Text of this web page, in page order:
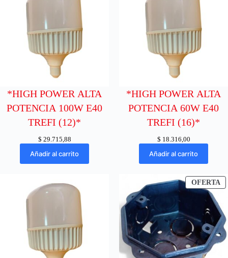
*HIGH POWER ALTA
POTENCIA 100W E40
TREFI (12)*
$ 29.715,88
Añadir al carrito
*HIGH POWER ALTA
POTENCIA 60W E40
TREFI (16)*
$ 18.316,00
Añadir al carrito
OFERTA